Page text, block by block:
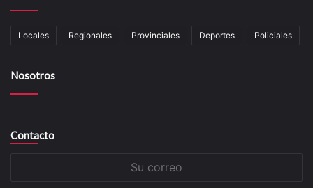
Locales Regionales Provinciales Deportes Policiales
Nosotros
Contacto